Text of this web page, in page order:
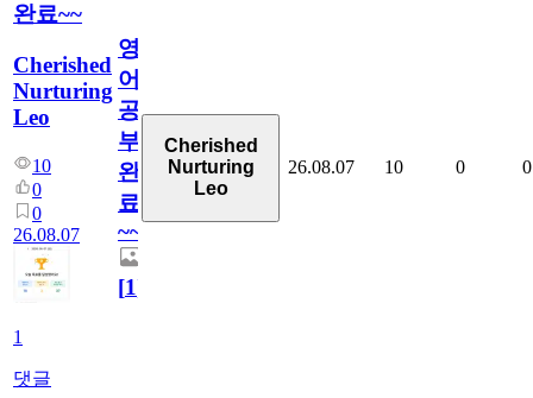
완료~~
Cherished
Nurturing
Leo
10
0
0
26.08.07
1
댓글
영
어
공
부
완
료
~~
[1]
Cherished
Nurturing
Leo
26.08.07 10 0 0